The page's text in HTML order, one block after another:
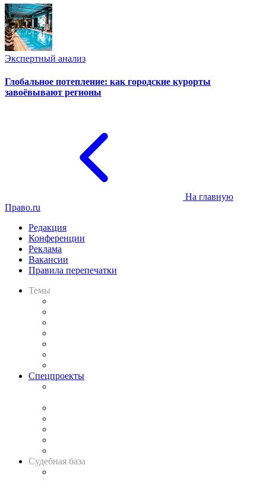
Экспертный анализ
Глобальное потепление: как городские курорты
завоёвывают регионы
На главную
Право.ru
Редакция
Конференции
Реклама
Вакансии
Правила перепечатки
Темы
Спецпроекты
Судебная база